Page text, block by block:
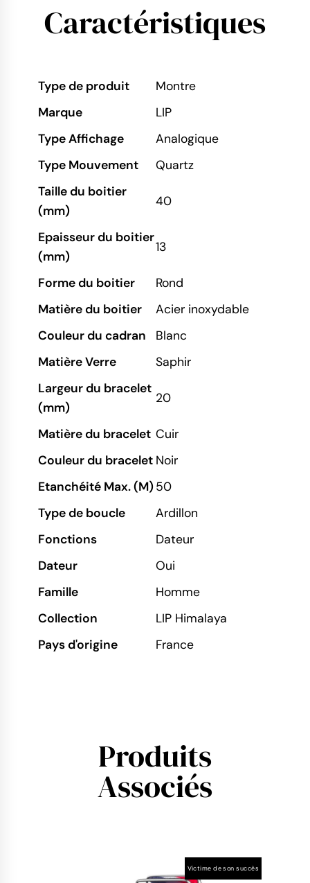
Caractéristiques
Type de produit
Montre
Marque
LIP
Type Affichage
Analogique
Type Mouvement
Quartz
Taille du boitier
(mm)
40
Epaisseur du boitier
(mm)
13
Forme du boitier
Rond
Matière du boitier
Acier inoxydable
Couleur du cadran
Blanc
Matière Verre
Saphir
Largeur du bracelet
(mm)
20
Matière du bracelet Cuir
Couleur du bracelet Noir
Etanchéité Max. (M)50
Type de boucle
Ardillon
Fonctions
Dateur
Dateur
Oui
Famille
Homme
Collection
LIP Himalaya
Pays d'origine
France
Produits
Associés
Victime de son succès